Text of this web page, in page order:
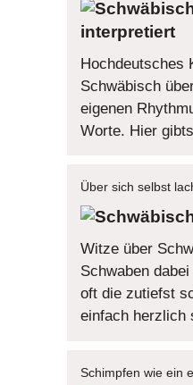
interpretiert
Hochdeutsches
Schwäbisch
eigenen
Worte. Hier
Über sich selbst
Witze über
Schwaben
oft die zutiefst
einfach herzlich
Schimpfen wie ein